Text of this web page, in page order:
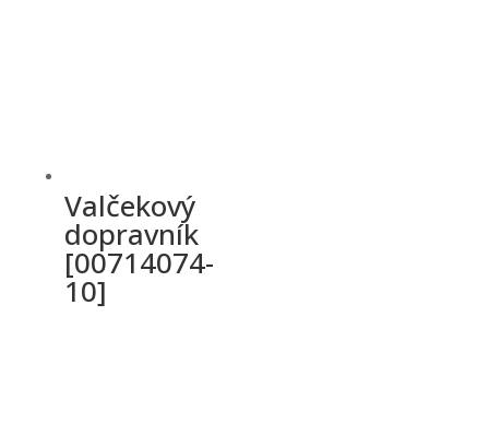
Valčekový
dopravník
[00714074-
10]